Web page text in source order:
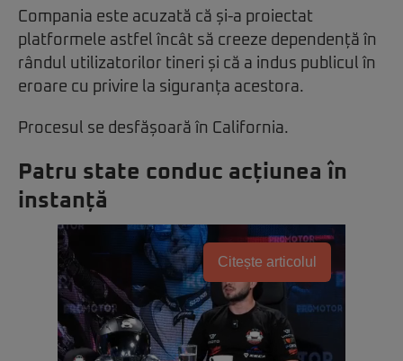
Compania este acuzată că și-a proiectat
platformele astfel încât să creeze dependență în
rândul utilizatorilor tineri și că a indus publicul în
eroare cu privire la siguranța acestora.
Procesul se desfășoară în California.
Patru state conduc acțiunea în
instanță
Citește articolul